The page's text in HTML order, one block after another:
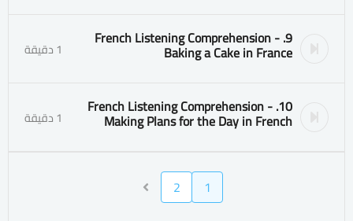
9. French Listening Comprehension -
Baking a Cake in France 1 دقيقة
10. French Listening Comprehension -
Making Plans for the Day in French 1 دقيقة
1
2